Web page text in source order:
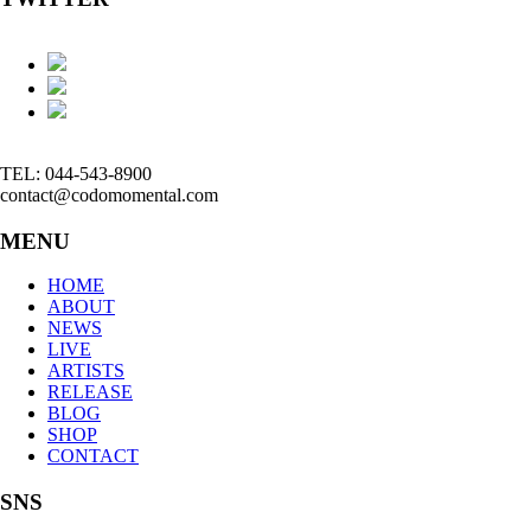
TEL: 044-543-8900
contact@codomomental.com
MENU
HOME
ABOUT
NEWS
LIVE
ARTISTS
RELEASE
BLOG
SHOP
CONTACT
SNS